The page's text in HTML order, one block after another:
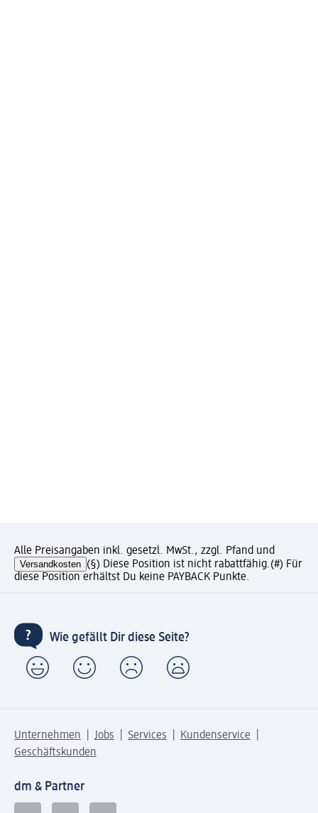
Alle Preisangaben inkl. gesetzl. MwSt., zzgl. Pfand und
Versandkosten (§) Diese Position ist nicht rabattfähig.(#) Für
diese Position erhältst Du keine PAYBACK Punkte.
Wie gefällt Dir diese Seite?
Unternehmen Jobs Services
Kundenservice
Geschäftskunden
dm & Partner